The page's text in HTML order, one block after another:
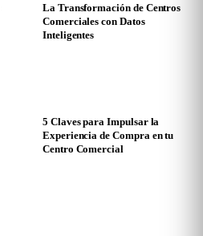
La Transformación de Centros
Comerciales con Datos
Inteligentes
5 Claves para Impulsar la
Experiencia de Compra en tu
Centro Comercial